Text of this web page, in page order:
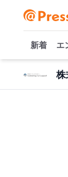
新着 エ
株